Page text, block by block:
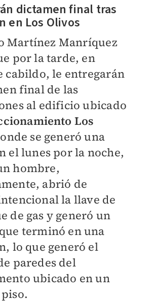
dictamen final tras
en Los Olivos
Martínez Manríquez
por la tarde, en
cabildo, le entregarán
final de las
al edificio ubicado
Los
se generó una
el lunes por la noche,
hombre,
abrió de
la llave de
de gas y generó un
terminó en una
lo que generó el
paredes del
ubicado en un